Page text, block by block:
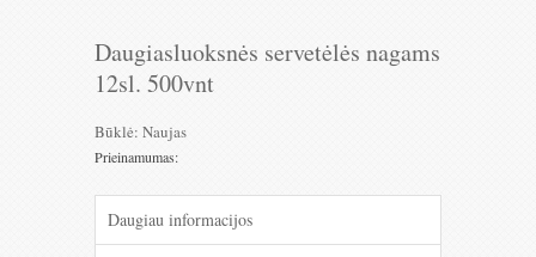
Daugiasluoksnės servetėlės nagams
12sl. 500vnt
Būklė: Naujas
Prieinamumas:
Daugiau informacijos